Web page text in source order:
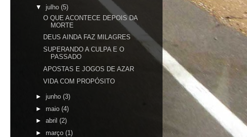
▼ julho (5)
O QUE ACONTECE DEPOIS DA
MORTE
DEUS AINDA FAZ MILAGRES
SUPERANDO A CULPA E O
PASSADO
APOSTAS E JOGOS DE AZAR
VIDA COM PROPÓSITO
► junho (3)
► maio (4)
► abril (2)
► março (1)